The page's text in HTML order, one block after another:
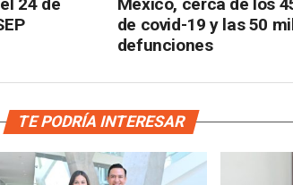
México, cerca de los
de covid-19 y las 50
defunciones
24 de
TE PODRÍA INTERESAR